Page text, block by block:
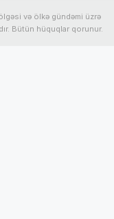
və ölkə gündəmi üzrə
Bütün hüquqlar qorunur.